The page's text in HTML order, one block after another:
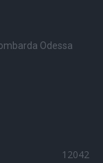
Odessa
12042